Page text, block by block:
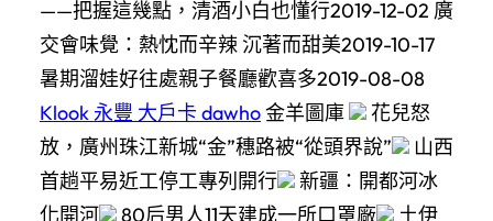
——把握這幾點，清酒小白也懂行2019-12-02 廣
交會味覺：熱忱而辛辣 沉著而甜美2019-10-17
暑期溜娃好往處親子餐廳歡喜多2019-08-08
Klook 永豐 大戶卡 dawho金羊圖庫
花兒怒
放，廣州珠江新城“金”穗路被“從頭界說”
山西
首趟平易近工停工專列開行
新疆：開都河冰
化開河
80后男人11天建成一所口罩廠 土伊